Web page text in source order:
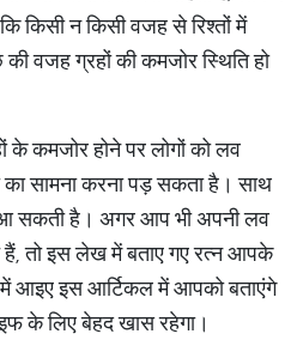
किसी न किसी वजह से रिश्तों में
वजह ग्रहों की कमजोर स्थिति हो
के कमजोर होने पर लोगों को लव
का सामना करना पड़ सकता है। साथ
आ सकती है। अगर आप भी अपनी लव
हैं, तो इस लेख में बताए गए रत्न आपके
में आइए इस आर्टिकल में आपको बताएंगे
के लिए बेहद खास रहेगा।